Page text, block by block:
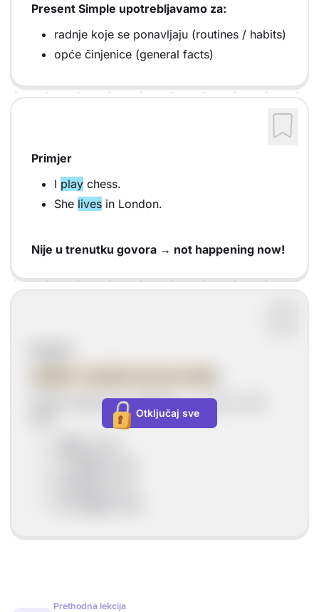
Present Simple upotrebljavamo za:
radnje koje se ponavljaju (routines / habits)
opće činjenice (general facts)
Primjer
I play chess.
She lives in London.
Nije u trenutku govora → not happening now!
Glagol ostaje isti u oblicima → I / you / we /
Otključaj sve
Prethodna lekcija